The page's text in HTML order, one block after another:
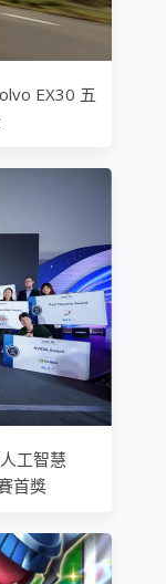
EX30 五
工智慧
首獎